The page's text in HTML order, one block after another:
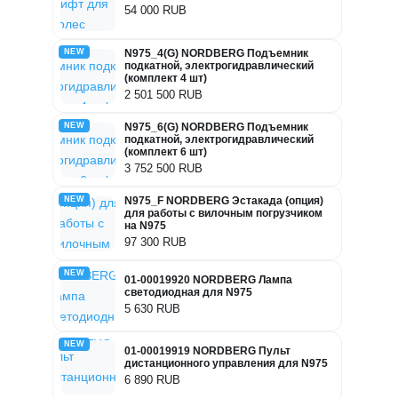
54 000 RUB
NEW
N975_4(G) NORDBERG Подъемник
подкатной, электрогидравлический
(комплект 4 шт)
2 501 500 RUB
NEW
N975_6(G) NORDBERG Подъемник
подкатной, электрогидравлический
(комплект 6 шт)
3 752 500 RUB
NEW
N975_F NORDBERG Эстакада (опция)
для работы с вилочным погрузчиком
на N975
97 300 RUB
NEW
01-00019920 NORDBERG Лампа
светодиодная для N975
5 630 RUB
NEW
01-00019919 NORDBERG Пульт
дистанционного управления для N975
6 890 RUB